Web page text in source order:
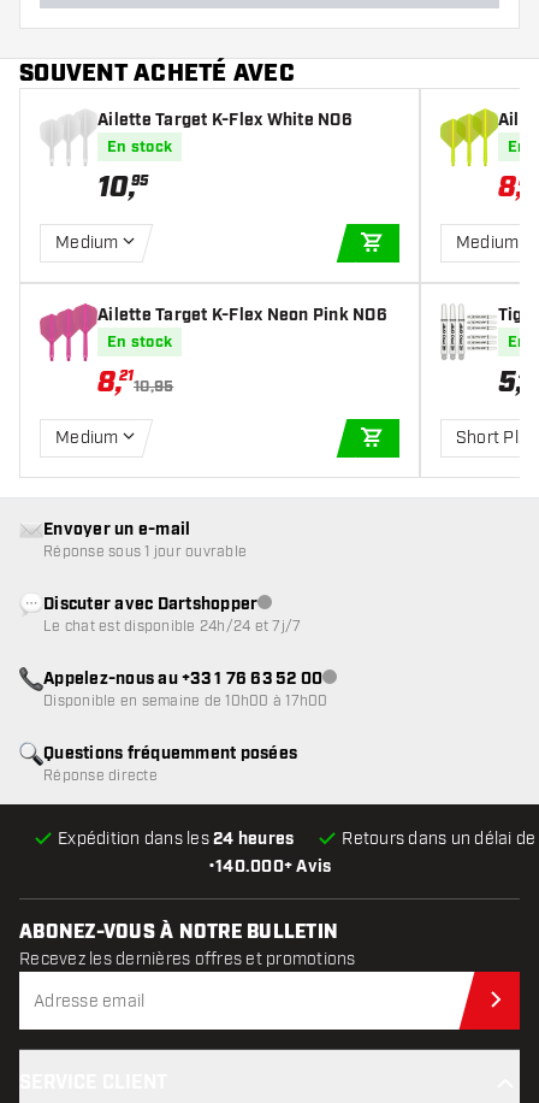
SOUVENT ACHETÉ AVEC
Ailette Target K-Flex White NO6
En stock
10,95
Medium
AJOUTER AU
Ailette Target K-Flex Neon Pink NO6
En stock
8,21
10,95
Medium
AJOUTER AU
En
8,21
Medium
En
5,49
Short Plus
•140.000+ Avis
Expédition dans les24 heures Retours dans un délai de
Questions fréquemment posées
Réponse directe
Envoyer un e-mail
Réponse sous 1 jour ouvrable
Discuter avec DartshopperService client indisponible
Le chat est disponible 24h/24 et 7j/7
Appelez-nous au +33 1 76 63 52 00Service client indisponible
Disponible en semaine de 10h00 à 17h00
ABONEZ-VOUS À NOTRE BULLETIN
Recevez les dernières offres et promotions